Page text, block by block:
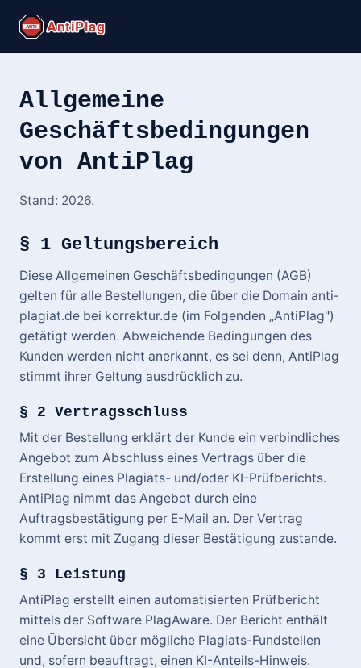
Allgemeine
Geschäftsbedingungen
von AntiPlag
Stand: 2026.
§ 1 Geltungsbereich
Diese Allgemeinen Geschäftsbedingungen (AGB)
gelten für alle Bestellungen, die über die Domain anti-
plagiat.de bei korrektur.de (im Folgenden „AntiPlag")
getätigt werden. Abweichende Bedingungen des
Kunden werden nicht anerkannt, es sei denn, AntiPlag
stimmt ihrer Geltung ausdrücklich zu.
§ 2 Vertragsschluss
Mit der Bestellung erklärt der Kunde ein verbindliches
Angebot zum Abschluss eines Vertrags über die
Erstellung eines Plagiats- und/oder KI-Prüfberichts.
AntiPlag nimmt das Angebot durch eine
Auftragsbestätigung per E-Mail an. Der Vertrag
kommt erst mit Zugang dieser Bestätigung zustande.
§ 3 Leistung
AntiPlag erstellt einen automatisierten Prüfbericht
mittels der Software PlagAware. Der Bericht enthält
eine Übersicht über mögliche Plagiats-Fundstellen
und, sofern beauftragt, einen KI-Anteils-Hinweis.